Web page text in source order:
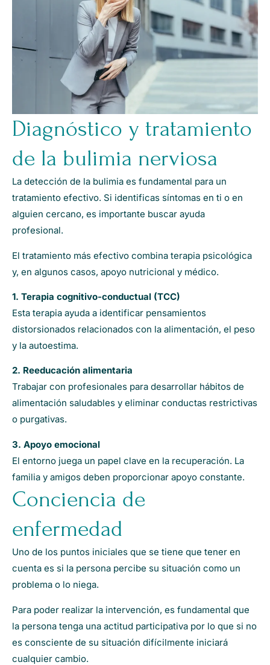
Diagnóstico y tratamiento
de la bulimia nerviosa
La detección de la bulimia es fundamental para un
tratamiento efectivo. Si identificas síntomas en ti o en
alguien cercano, es importante buscar ayuda
profesional.
El tratamiento más efectivo combina terapia psicológica
y, en algunos casos, apoyo nutricional y médico.
1. Terapia cognitivo-conductual (TCC)
Esta terapia ayuda a identificar pensamientos
distorsionados relacionados con la alimentación, el peso
y la autoestima.
2. Reeducación alimentaria
Trabajar con profesionales para desarrollar hábitos de
alimentación saludables y eliminar conductas restrictivas
o purgativas.
3. Apoyo emocional
El entorno juega un papel clave en la recuperación. La
familia y amigos deben proporcionar apoyo constante.
Conciencia de
enfermedad
Uno de los puntos iniciales que se tiene que tener en
cuenta es si la persona percibe su situación como un
problema o lo niega.
Para poder realizar la intervención, es fundamental que
la persona tenga una actitud participativa por lo que si no
es consciente de su situación difícilmente iniciará
cualquier cambio.